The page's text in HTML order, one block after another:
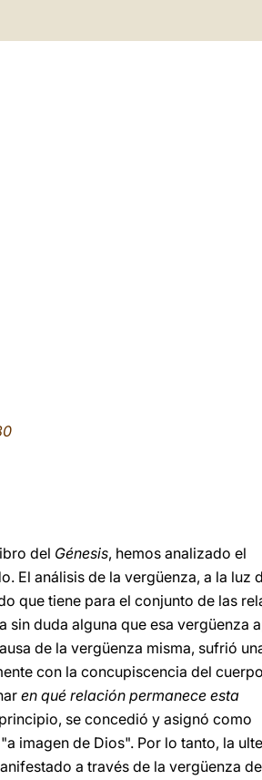
del Génesis, hemos analizado el
El análisis de la vergüenza, a la luz
que tiene para el conjunto de las
sin duda alguna que esa vergüenza
de la vergüenza misma, sufrió
con la concupiscencia del
en qué relación permanece esta
se concedió y asignó como
imagen de Dios". Por lo tanto, la
a través de la vergüenza